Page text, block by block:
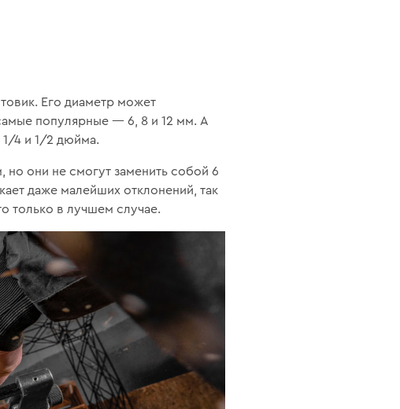
Его диаметр может
популярные — 6, 8 и 12 мм. А
4 и 1/2 дюйма.
они не смогут заменить собой 6
даже малейших отклонений, так
только в лучшем случае.